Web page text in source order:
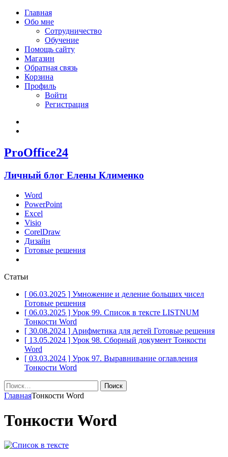
Главная
Обо мне
Сотрудничество
Обучение
Помощь сайту
Магазин
Обратная связь
Корзина
Профиль
Войти
Регистрация
ProOffice24
Личный блог Елены Клименко
Word
PowerPoint
Excel
Visio
CorelDraw
Дизайн
Готовые решения
Статьи
[ 06.03.2025 ] Умножение и деление больших чисел
Готовые решения
[ 06.03.2025 ] Урок 99. Список в тексте LISTNUM
Тонкости Word
[ 30.08.2024 ] Арифметика для детей Готовые решения
[ 13.05.2024 ] Урок 98. Сборный документ Тонкости
Word
[ 03.03.2024 ] Урок 97. Выравнивание оглавления
Тонкости Word
Найти:
ГлавнаяТонкости Word
Тонкости Word